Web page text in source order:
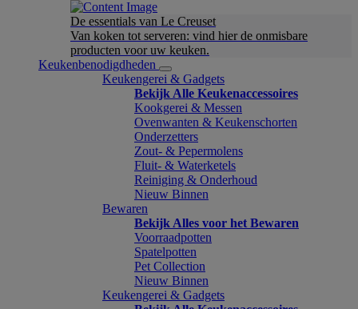
De essentials van Le Creuset
Van koken tot serveren: vind hier de onmisbare
producten voor uw keuken.
Keukenbenodigdheden
Keukengerei & Gadgets
Bekijk Alle Keukenaccessoires
Kookgerei & Messen
Ovenwanten & Keukenschorten
Onderzetters
Zout- & Pepermolens
Fluit- & Waterketels
Reiniging & Onderhoud
Nieuw Binnen
Bewaren
Bekijk Alles voor het Bewaren
Voorraadpotten
Spatelpotten
Pet Collection
Nieuw Binnen
Keukengerei & Gadgets